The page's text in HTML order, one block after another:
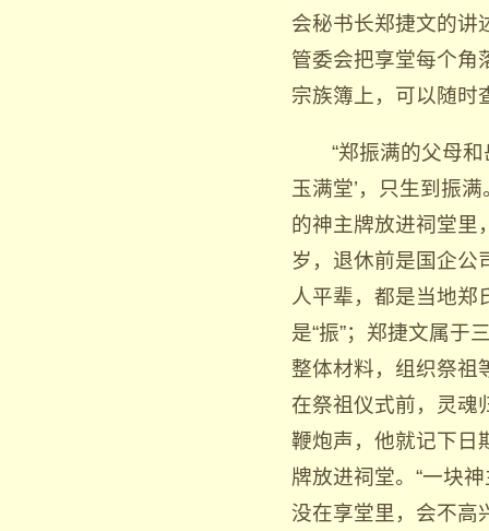
会秘书长郑捷文的讲
管委会把享堂每个角
宗族簿上，可以随时
“郑振满的父母
玉满堂’，只生到振
的神主牌放进祠堂里
岁，退休前是国企公
人平辈，都是当地郑
是“振”；郑捷文属于
整体材料，组织祭祖
在祭祖仪式前，灵魂
鞭炮声，他就记下日
牌放进祠堂。“一块
没在享堂里，会不高